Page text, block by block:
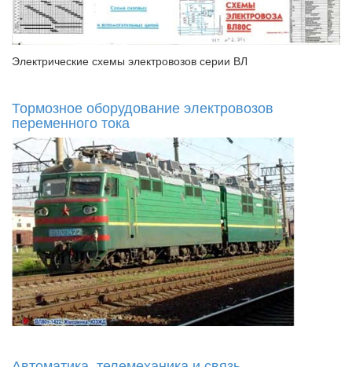
Электрические схемы электровозов серии ВЛ
Тормозное оборудование электровозов
переменного тока